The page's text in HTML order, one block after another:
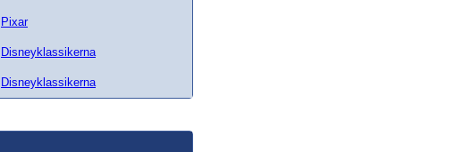
Pixar
Disneyklassikerna
Disneyklassikerna